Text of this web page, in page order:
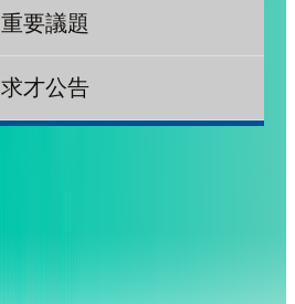
重要議題
求才公告